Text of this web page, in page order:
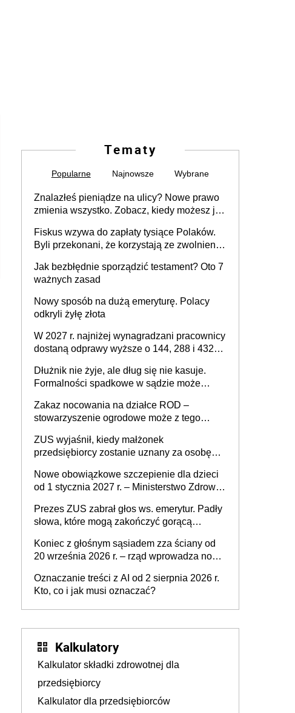
Tematy
Popularne Najnowsze Wybrane
Znalazłeś pieniądze na ulicy? Nowe prawo
zmienia wszystko. Zobacz, kiedy możesz je
Fiskus wzywa do zapłaty tysiące Polaków.
Byli przekonani, że korzystają ze zwolnienia
Jak bezbłędnie sporządzić testament? Oto 7
ważnych zasad
Nowy sposób na dużą emeryturę. Polacy
odkryli żyłę złota
W 2027 r. najniżej wynagradzani pracownicy
dostaną odprawy wyższe o 144, 288 i 432
Dłużnik nie żyje, ale dług się nie kasuje.
Formalności spadkowe w sądzie może
zmarłego
Zakaz nocowania na działce ROD –
stowarzyszenie ogrodowe może z tego
działki (wypowiedzieć dzierżawę)?
ZUS wyjaśnił, kiedy małżonek
przedsiębiorcy zostanie uznany za osobę
Nowe obowiązkowe szczepienie dla dzieci
od 1 stycznia 2027 r. – Ministerstwo Zdrowia
2027 r.
Prezes ZUS zabrał głos ws. emerytur. Padły
słowa, które mogą zakończyć gorącą
Koniec z głośnym sąsiadem zza ściany od
20 września 2026 r. – rząd wprowadza nowe
mieszkańców
Oznaczanie treści z AI od 2 sierpnia 2026 r.
Kto, co i jak musi oznaczać?
Kalkulatory
Kalkulator składki zdrowotnej dla
przedsiębiorcy
Kalkulator dla przedsiębiorców